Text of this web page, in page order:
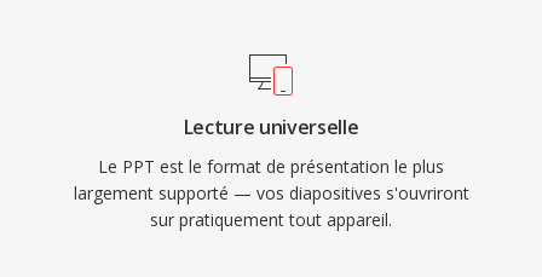
Lecture universelle
Le PPT est le format de présentation le plus
largement supporté — vos diapositives s'ouvriront
sur pratiquement tout appareil.